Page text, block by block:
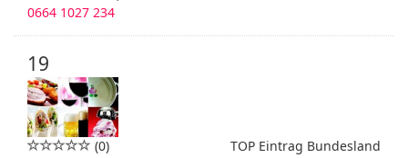
0664 1027 234
19
TOP Eintrag Bundesland
(0)